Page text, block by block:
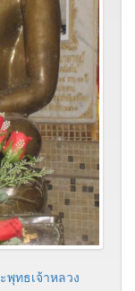
พุทธเจ้าหลวง